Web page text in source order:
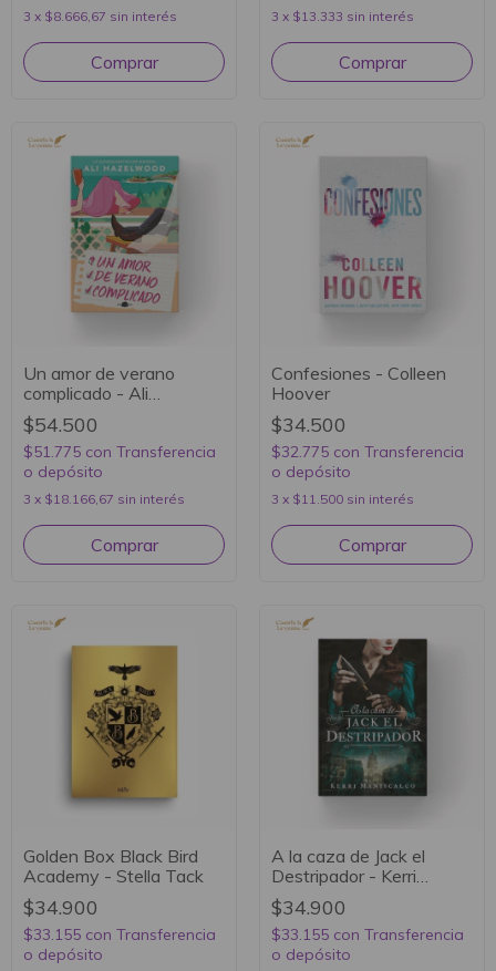
3 x $8.666,67 sin interés 3 x $13.333 sin interés
Un amor de verano
complicado - Ali
Hazelwood
$54.500
$51.775 con Transferencia
o depósito
3 x $18.166,67 sin interés
Confesiones - Colleen
Hoover
$34.500
$32.775 con Transferencia
o depósito
3 x $11.500 sin interés
Golden Box Black Bird
Academy - Stella Tack
$34.900
$33.155 con Transferencia
o depósito
A la caza de Jack el
Destripador - Kerri
Maniscalco
$34.900
$33.155 con Transferencia
o depósito